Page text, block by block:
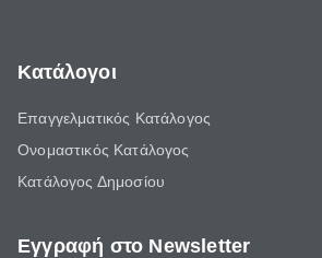
Κατάλογοι
Επαγγελματικός Κατάλογος
Ονομαστικός Κατάλογος
Κατάλογος Δημοσίου
Εγγραφή στο Newsletter